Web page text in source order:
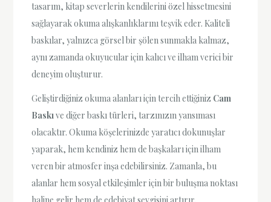
tasarım, kitap severlerin kendilerini özel hissetmesini
sağlayarak okuma alışkanlıklarını teşvik eder. Kaliteli
baskılar, yalnızca görsel bir şölen sunmakla kalmaz,
aynı zamanda okuyucular için kalıcı ve ilham verici bir
deneyim oluşturur.
Geliştirdiğiniz okuma alanları için tercih ettiğiniz Cam
Baskı ve diğer baskı türleri, tarzınızın yansıması
olacaktır. Okuma köşelerinizde yaratıcı dokunuşlar
yaparak, hem kendiniz hem de başkaları için ilham
veren bir atmosfer inşa edebilirsiniz. Zamanla, bu
alanlar hem sosyal etkileşimler için bir buluşma noktası
haline gelir hem de edebiyat sevgisini artırır.